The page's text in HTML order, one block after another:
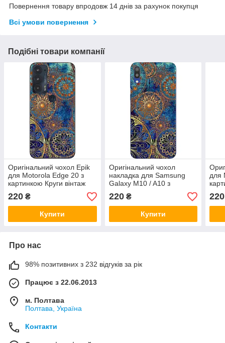
Повернення товару впродовж 14 днів за рахунок покупця
Всі умови повернення
Подібні товари компанії
Оригінальний чохол Epik
для Motorola Edge 20 з
картинкою Круги вінтаж
220 ₴
Купити
Оригінальний чохол
накладка для Samsung
Galaxy M10 / A10 з
220₴
Купити
для
220
Про нас
98% позитивних з 232 відгуків за рік
Працює з 22.06.2013
м. Полтава
Полтава, Україна
Контакти